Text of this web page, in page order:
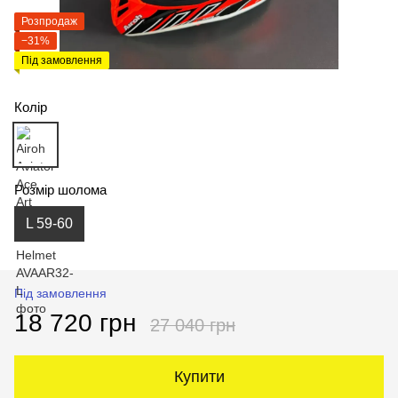
Розпродаж
−31%
Під замовлення
Колір
Розмір шолома
L 59-60
Під замовлення
18 720 грн 27 040 грн
Купити